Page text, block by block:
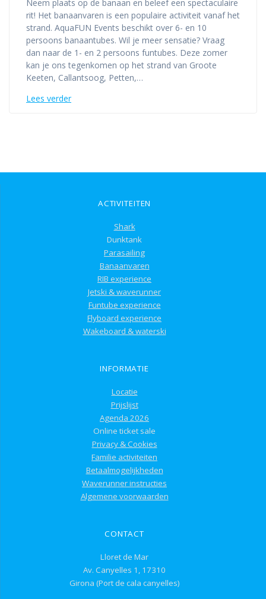
Neem plaats op de banaan en beleef een spectaculaire
rit! Het banaanvaren is een populaire activiteit vanaf het
strand. AquaFUN Events beschikt over 6- en 10
persoons banaantubes. Wil je meer sensatie? Vraag
dan naar de 1- en 2 persoons funtubes. Deze zomer
kan je ons tegenkomen op het strand van Groote
Keeten, Callantsoog, Petten,…
Lees verder
ACTIVITEITEN
Shark
Dunktank
Parasailing
Banaanvaren
RIB experience
Jetski & waverunner
Funtube experience
Flyboard experience
Wakeboard & waterski
INFORMATIE
Locatie
Prijslijst
Agenda 2026
Online ticket sale
Privacy & Cookies
Familie activiteiten
Betaalmogelijkheden
Waverunner instructies
Algemene voorwaarden
CONTACT
Lloret de Mar
Av. Canyelles 1, 17310
Girona (Port de cala canyelles)